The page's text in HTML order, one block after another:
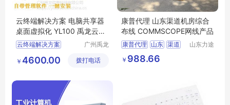
云终端解决方案 电脑共享器
桌面虚拟化 YL100 禹龙云桌
面厂商
云终端解决方案
USB云终端机
广州禹龙
有限公司
￥ 4600.00 拨打电话
康普代理 山东渠道机房综合
布线 COMMSCOPE网线产品
康普代理 山东 渠道
机房
综合布线
山东力途
￥ 988.66